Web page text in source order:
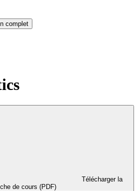
complet
de cours (PDF)